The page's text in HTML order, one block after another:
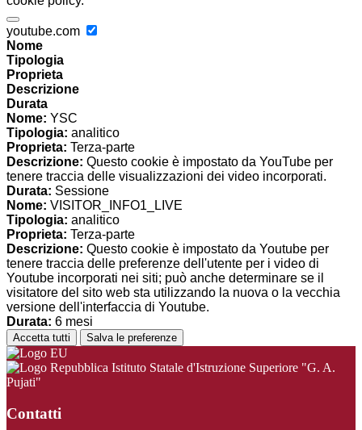
youtube.com
Nome
Tipologia
Proprieta
Descrizione
Durata
Nome: YSC
Tipologia: analitico
Proprieta: Terza-parte
Descrizione: Questo cookie è impostato da YouTube per
tenere traccia delle visualizzazioni dei video incorporati.
Durata: Sessione
Nome: VISITOR_INFO1_LIVE
Tipologia: analitico
Proprieta: Terza-parte
Descrizione: Questo cookie è impostato da Youtube per
tenere traccia delle preferenze dell'utente per i video di
Youtube incorporati nei siti; può anche determinare se il
visitatore del sito web sta utilizzando la nuova o la vecchia
versione dell'interfaccia di Youtube.
Durata: 6 mesi
Accetta tutti Salva le preferenze
Istituto Statale d'Istruzione Superiore "G. A.
Pujati"
Contatti